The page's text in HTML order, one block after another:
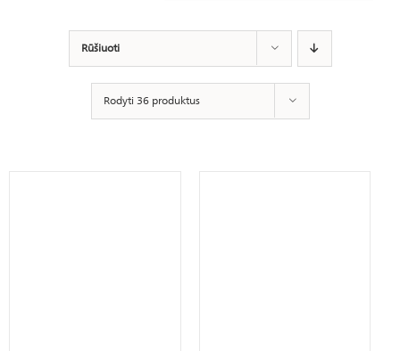
Rūšiuoti
Rodyti 36 produktus